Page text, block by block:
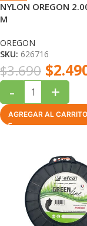
NYLON OREGON
M
OREGON
SKU: 626716
$3.690 $
- +
AGREGAR AL CARRITO